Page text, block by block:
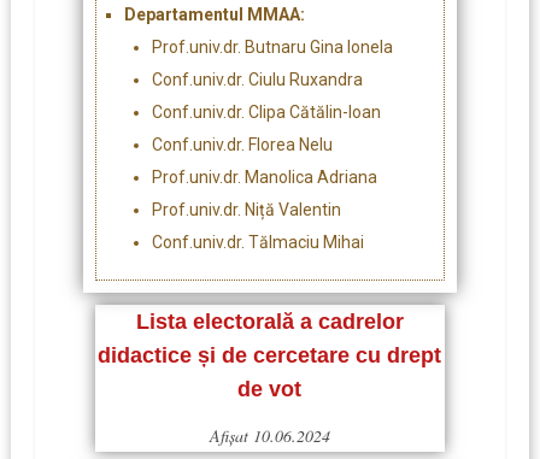
Departamentul MMAA:
Prof.univ.dr. Butnaru Gina Ionela
Conf.univ.dr. Ciulu Ruxandra
Conf.univ.dr. Clipa Cătălin-Ioan
Conf.univ.dr. Florea Nelu
Prof.univ.dr. Manolica Adriana
Prof.univ.dr. Niță Valentin
Conf.univ.dr. Tălmaciu Mihai
Lista electorală a cadrelor
didactice și de cercetare cu drept
de vot
Afişat 10.06.2024